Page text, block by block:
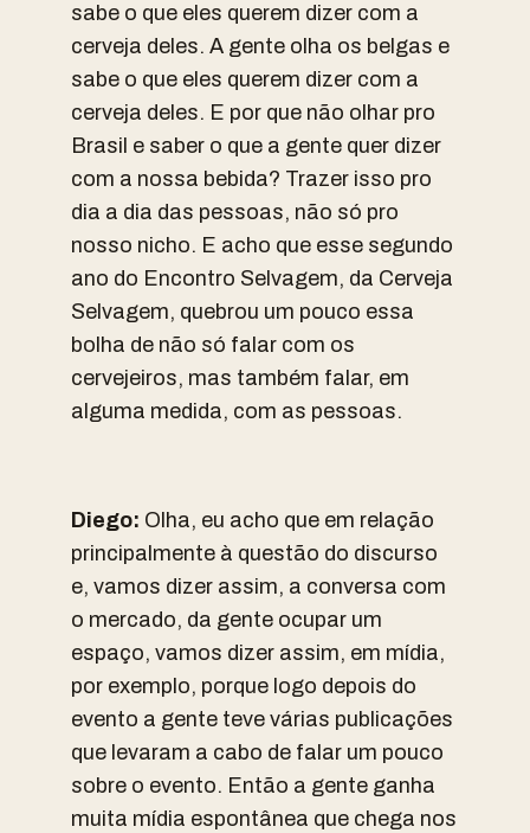
sabe o que eles querem dizer com a
cerveja deles. A gente olha os belgas e
sabe o que eles querem dizer com a
cerveja deles. E por que não olhar pro
Brasil e saber o que a gente quer dizer
com a nossa bebida? Trazer isso pro
dia a dia das pessoas, não só pro
nosso nicho. E acho que esse segundo
ano do Encontro Selvagem, da Cerveja
Selvagem, quebrou um pouco essa
bolha de não só falar com os
cervejeiros, mas também falar, em
alguma medida, com as pessoas.
Diego: Olha, eu acho que em relação
principalmente à questão do discurso
e, vamos dizer assim, a conversa com
o mercado, da gente ocupar um
espaço, vamos dizer assim, em mídia,
por exemplo, porque logo depois do
evento a gente teve várias publicações
que levaram a cabo de falar um pouco
sobre o evento. Então a gente ganha
muita mídia espontânea que chega nos